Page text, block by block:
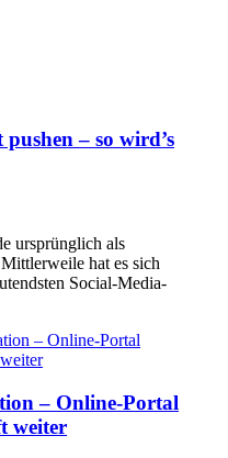
– so wird’s
ursprünglich als
hat es sich
Social-Media-
– Online-Portal
weiter